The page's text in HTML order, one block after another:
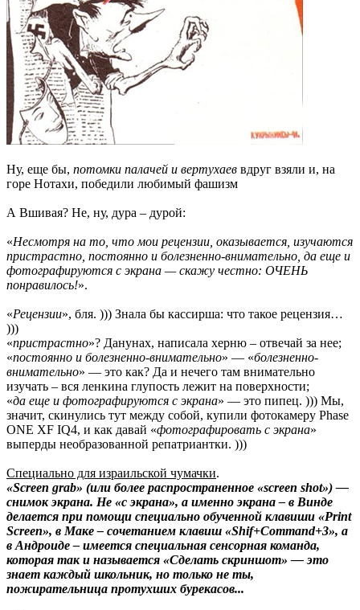
Ну, еще бы, потомки палачей и вертухаев вдруг взяли и, на
горе Нотахи, победили любимый фашизм
А Вшивая? Не, ну, дура – дурой:
«Несмотря на то, что мои рецензии, оказывается, изучаются
пристрастно, постоянно и болезненно-внимательно, да еще и
фотографируются с экрана — скажу честно: ОЧЕНЬ
понравилось!».
«Рецензии», бля. ))) Знала бы кассирша: что такое рецензия…
)))
«пристрастно»? Данунах, написала херню – отвечай за нее;
«постоянно и болезненно-внимательно» — «болезненно-
внимательно» — это как? Да и нечего там внимательно
изучать – вся ленкина глупость лежит на поверхности;
«да еще и фотографируются с экрана» — это пипец. ))) Мы,
значит, скинулись тут между собой, купили фотокамеру Phase
ONE XF IQ4, и как давай «фотографировать с экрана»
выперды необразованной репатриантки. )))
Специально для израильской чумачки.
«Screen grab» (или более распространенное «screen shot») —
снимок экрана. Не «с экрана», а именно экрана – в Винде
делается при помощи специально обученной клавиши «Print
Screen», в Маке – сочетанием клавиш «Shif+Command+3», а
в Андроиде – имеется специальная сенсорная команда,
которая так и называется «Сделать скриншот» — это
знает каждый школьник, но только не ты,
пожирательница протухших бурекасов...